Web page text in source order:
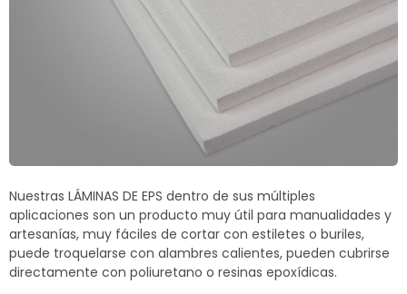
Nuestras LÁMINAS DE EPS dentro de sus múltiples
aplicaciones son un producto muy útil para manualidades y
artesanías, muy fáciles de cortar con estiletes o buriles,
puede troquelarse con alambres calientes, pueden cubrirse
directamente con poliuretano o resinas epoxídicas.